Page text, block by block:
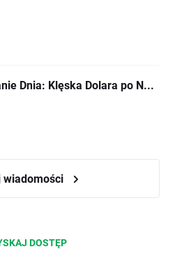
Dnia: Klęska Dolara po N...
wiadomości
DOSTĘP